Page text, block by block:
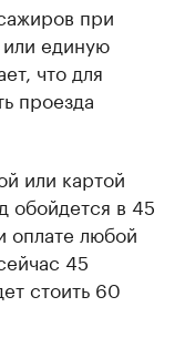
при
или единую
что для
проезда
или картой
обойдется в 45
оплате любой
45
стоить 60